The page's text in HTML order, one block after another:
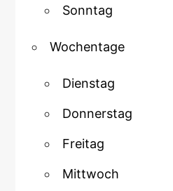
Sonntag
Wochentage
Dienstag
Donnerstag
Freitag
Mittwoch